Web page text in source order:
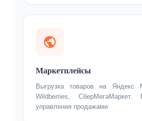
Маркетплейсы
Выгрузка товаров на Яндекс
Wildberries, СберМегаМаркет.
управления продажами